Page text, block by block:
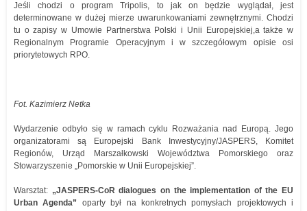
Jeśli chodzi o program Tripolis, to jak on będzie wyglądał, jest
determinowane w dużej mierze uwarunkowaniami zewnętrznymi. Chodzi
tu o zapisy w Umowie Partnerstwa Polski i Unii Europejskiej,a także w
Regionalnym Programie Operacyjnym i w szczegółowym opisie osi
priorytetowych RPO.
Fot. Kazimierz Netka
Wydarzenie odbyło się w ramach cyklu Rozważania nad Europą. Jego
organizatorami są Europejski Bank Inwestycyjny/JASPERS, Komitet
Regionów, Urząd Marszałkowski Województwa Pomorskiego oraz
Stowarzyszenie „Pomorskie w Unii Europejskiej”.
Warsztat: „JASPERS-CoR dialogues on the implementation of the EU
Urban Agenda” oparty był na konkretnych pomysłach projektowych i